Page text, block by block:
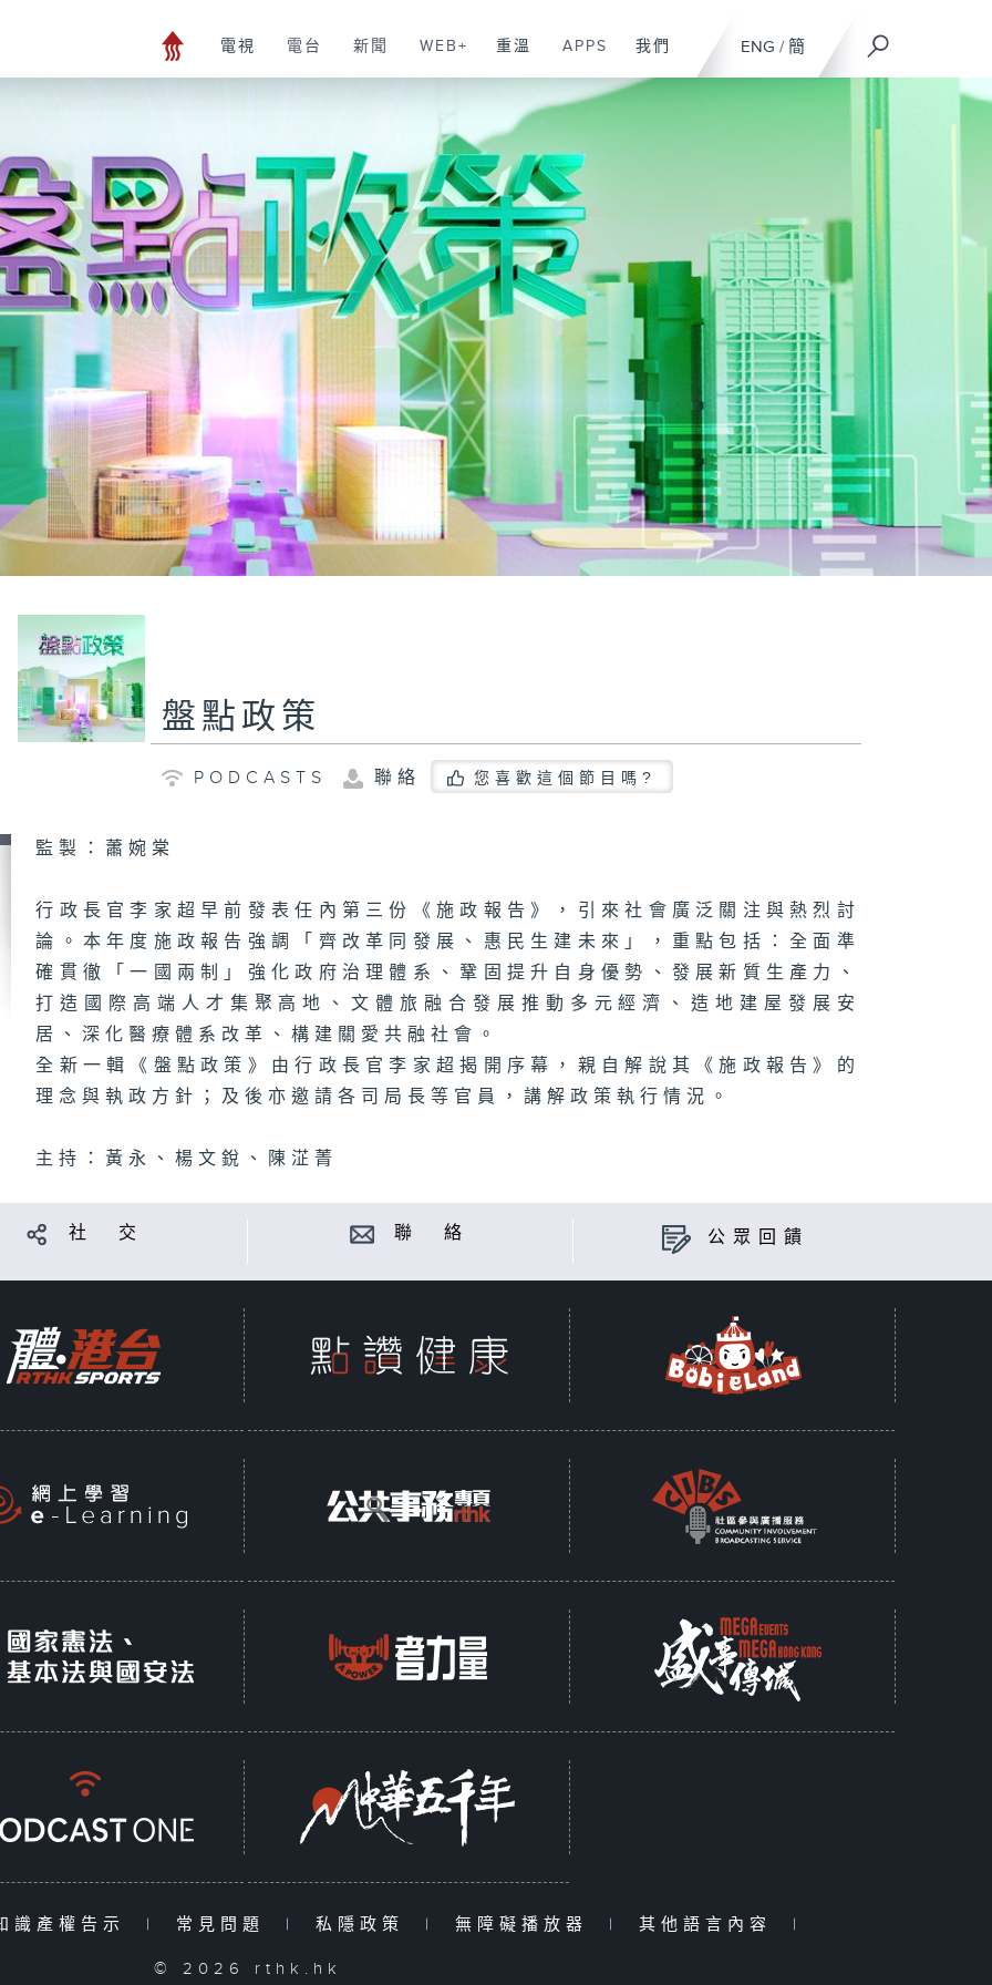
ENG / 簡
電視 電台 新聞 WEB+ 重溫 APPS 我們
盤點政策
PODCASTS 聯絡 您喜歡這個節目嗎?
監製：蕭婉棠
行政長官李家超早前發表任內第三份《施政報告》，引來社會廣泛關注與熱烈討
論。本年度施政報告強調「齊改革同發展、惠民生建未來」，重點包括：全面準
確貫徹「一國兩制」強化政府治理體系、鞏固提升自身優勢、發展新質生產力、
打造國際高端人才集聚高地、文體旅融合發展推動多元經濟、造地建屋發展安
居、深化醫療體系改革、構建關愛共融社會。
全新一輯《盤點政策》由行政長官李家超揭開序幕，親自解說其《施政報告》的
理念與執政方針；及後亦邀請各司局長等官員，講解政策執行情況。
主持：黃永、楊文銳、陳淽菁
社 交 聯 絡 公眾回饋
識產權告示 | 常見問題 | 私隱政策 | 無障礙播放器 | 其他語言內容 |
© 2026 rthk.hk